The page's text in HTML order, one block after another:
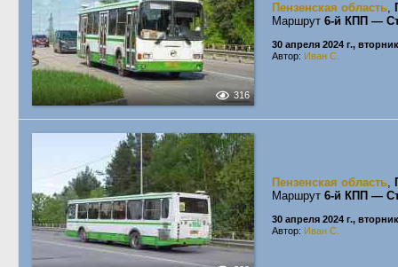
316
Пензенская область,
Маршрут 6-й КПП —
30 апреля 2024 г., вторник
Автор: Иван С.
Пензенская область,
Маршрут 6-й КПП —
30 апреля 2024 г., вторник
Автор: Иван С.